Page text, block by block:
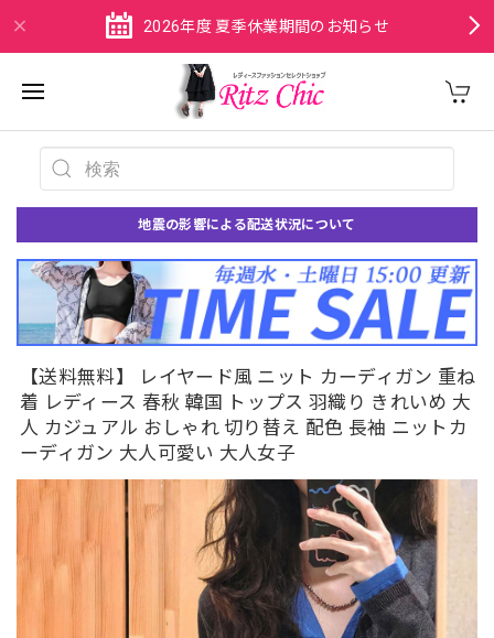
2026年度 夏季休業期間のお知らせ
地震の影響による配送状況について
【送料無料】 レイヤード風 ニット カーディガン 重ね
着 レディース 春秋 韓国 トップス 羽織り きれいめ 大
人 カジュアル おしゃれ 切り替え 配色 長袖 ニットカ
ーディガン 大人可愛い 大人女子